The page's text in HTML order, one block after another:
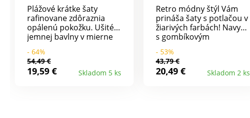
Plážové krátke šaty
rafinovane zdôraznia
opálenú pokožku. Ušité z
jemnej bavlny v mierne
pristane každej postave.
Rozšírený strih. Okrúhly
výstrih s prestrihom. 3/4
- 64%
54,49 €
19,59 € Skladom 5 ks
Retro módny štýl Vám
prináša šaty s potlačou v
žiarivých farbách! Navyše
s gombíkovým
výstrihom, vždy budú
skvelou voľbou. Zo
vzdušného krepu. Módny
- 53%
43,79 €
20,49 € Skladom 2 ks